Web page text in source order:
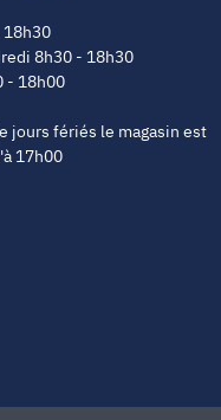
18h30
8h30 - 18h30
- 18h00
jours fériés le magasin est
17h00